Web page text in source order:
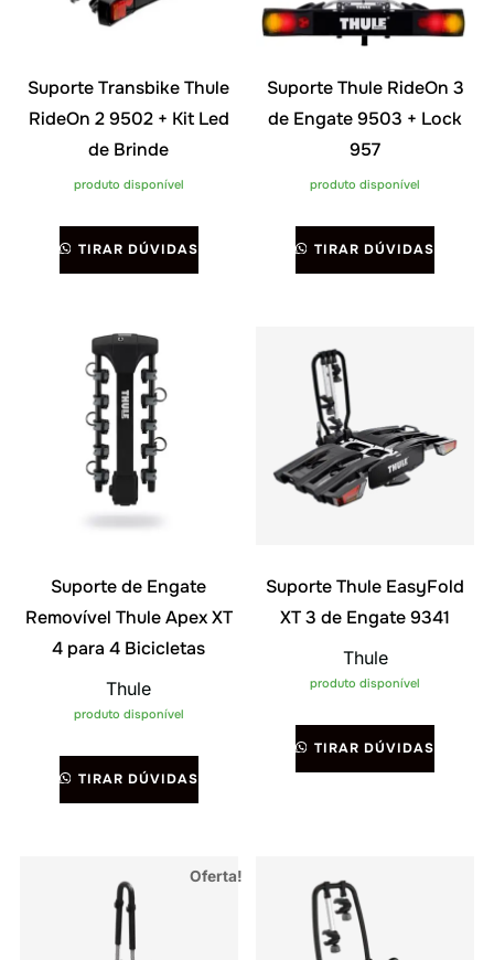
Suporte Transbike Thule
RideOn 2 9502 + Kit Led
de Brinde
produto disponível
TIRAR DÚVIDAS
Suporte Thule RideOn 3
de Engate 9503 + Lock
957
produto disponível
TIRAR DÚVIDAS
Suporte de Engate
Removível Thule Apex XT
4 para 4 Bicicletas
Thule
produto disponível
TIRAR DÚVIDAS
Suporte Thule EasyFold
XT 3 de Engate 9341
Thule
produto disponível
TIRAR DÚVIDAS
Oferta!